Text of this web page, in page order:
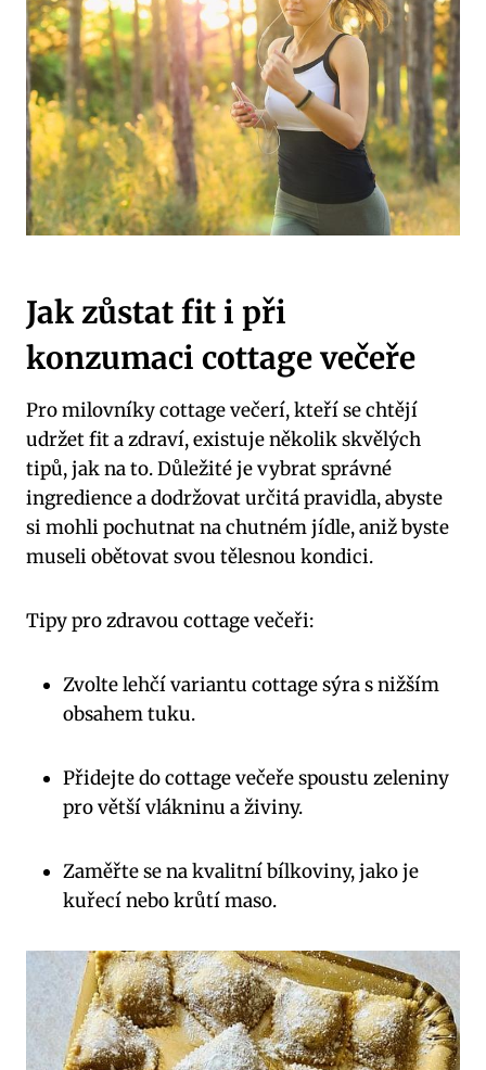
Jak zůstat fit i při
konzumaci cottage večeře
Pro milovníky cottage večerí, kteří se chtějí
udržet fit a zdraví, existuje několik skvělých
tipů, jak na to. Důležité je vybrat správné
ingredience a dodržovat určitá pravidla, abyste
si mohli pochutnat na chutném jídle, aniž byste
museli obětovat svou tělesnou kondici.
Tipy pro zdravou cottage večeři:
Zvolte lehčí variantu cottage sýra s nižším
obsahem tuku.
Přidejte do cottage večeře spoustu zeleniny
pro větší vlákninu a živiny.
Zaměřte se na kvalitní bílkoviny, jako je
kuřecí nebo krůtí maso.